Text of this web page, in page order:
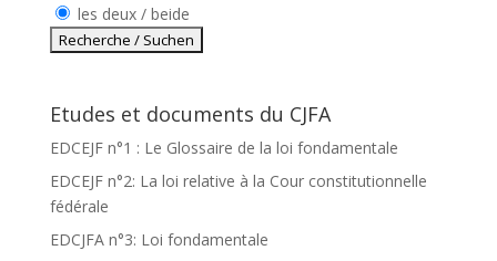
les deux / beide
Etudes et documents du CJFA
EDCEJF n°1 : Le Glossaire de la loi fondamentale
EDCEJF n°2: La loi relative à la Cour constitutionnelle
fédérale
EDCJFA n°3: Loi fondamentale